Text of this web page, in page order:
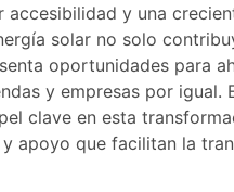
accesibilidad y una
solar no solo
oportunidades para
y empresas por igual.
clave en esta
apoyo que facilitan la